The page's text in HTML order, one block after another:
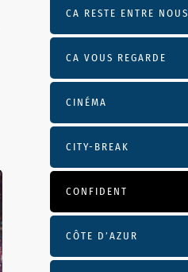
CA RESTE ENTRE NOUS
CA VOUS REGARDE
CINÉMA
CITY-BREAK
CONFIDENT
CÔTE D’AZUR